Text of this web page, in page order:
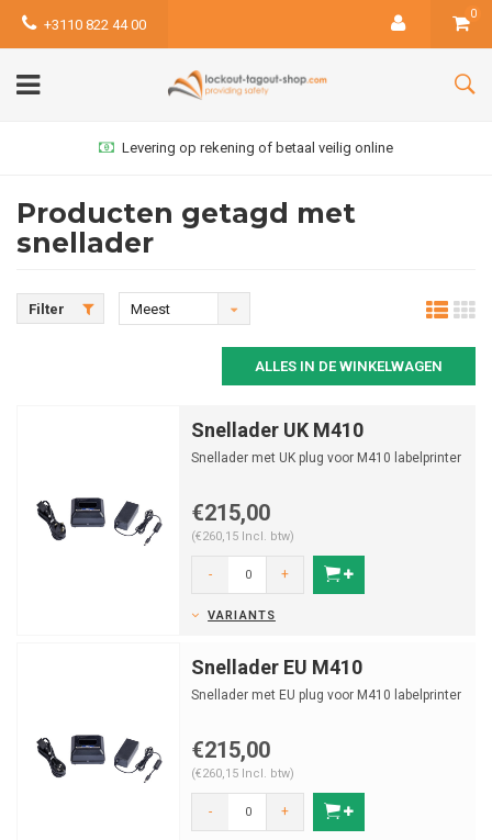
+3110 822 44 00
0
Levering op rekening of betaal veilig online
Producten getagd met
snellader
Filter
Meest
ALLES IN DE WINKELWAGEN
Snellader UK M410
Snellader met UK plug voor M410 labelprinter
€215,00
(€260,15 Incl. btw)
- +
VARIANTS
Snellader EU M410
Snellader met EU plug voor M410 labelprinter
€215,00
(€260,15 Incl. btw)
- +